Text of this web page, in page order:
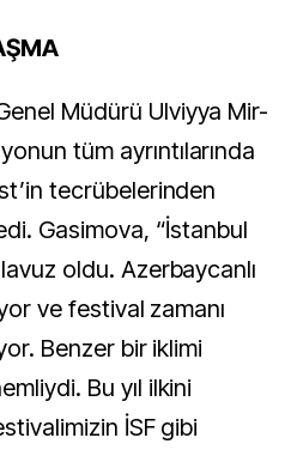
Müdürü Ulviyya Mir-
tüm ayrıntılarında
tecrübelerinden
Gasimova, “İstanbul
oldu. Azerbaycanlı
ve festival zamanı
Benzer bir iklimi
Bu yıl ilkini
İSF gibi